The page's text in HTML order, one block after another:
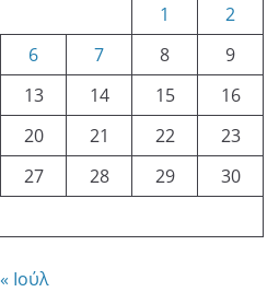
1
2
6 7 8
9
13 14 15
16
20 21 22
23
27 28 29
30
« Ιούλ